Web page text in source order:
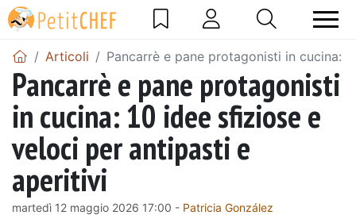
Articoli Pancarrè e pane protagonisti in cucina:
Pancarrè e pane protagonisti
in cucina: 10 idee sfiziose e
veloci per antipasti e
aperitivi
martedì 12 maggio 2026 17:00 - Patricia González